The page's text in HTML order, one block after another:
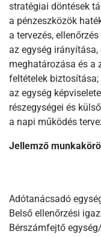
stratégiai döntések
a pénzeszközök
a tervezés,
az egység
meghatározása és a
feltételek biztosítása;
az egység
részegységei és
a napi működés
Jellemző
Adótanácsadó
Belső ellenőrzési
Bérszámfejtő